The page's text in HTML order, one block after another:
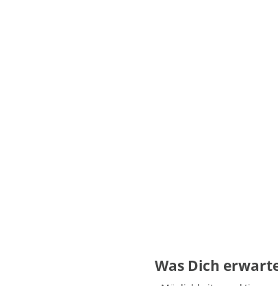
Was Dich